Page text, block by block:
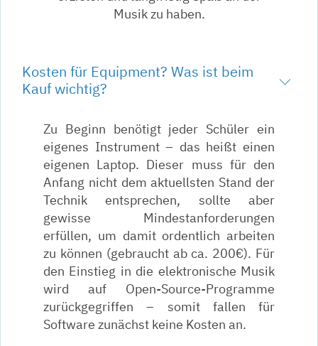
Musik zu haben.
Kosten für Equipment? Was ist beim
Kauf wichtig?
Zu Beginn benötigt jeder Schüler ein
eigenes Instrument – das heißt einen
eigenen Laptop. Dieser muss für den
Anfang nicht dem aktuellsten Stand der
Technik entsprechen, sollte aber
gewisse Mindestanforderungen
erfüllen, um damit ordentlich arbeiten
zu können (gebraucht ab ca. 200€). Für
den Einstieg in die elektronische Musik
wird auf Open-Source-Programme
zurückgegriffen – somit fallen für
Software zunächst keine Kosten an.